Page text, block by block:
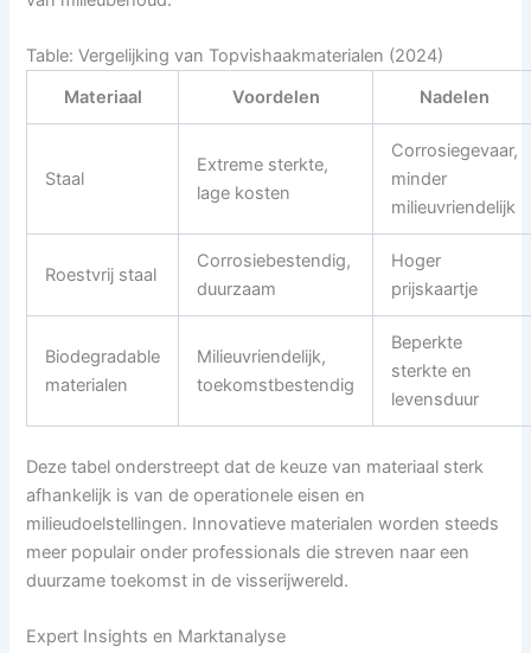
Table: Vergelijking van Topvishaakmaterialen (2024)
Materiaal
Voordelen Nadelen
Staal
Extreme sterkte,
lage kosten
Corrosiegevaar,
minder
milieuvriendelijk
Roestvrij staal
Corrosiebestendig,
duurzaam
Hoger
prijskaartje
Biodegradable
materialen
Milieuvriendelijk,
toekomstbestendig
Beperkte
sterkte en
levensduur
Deze tabel onderstreept dat de keuze van materiaal sterk
afhankelijk is van de operationele eisen en
milieudoelstellingen. Innovatieve materialen worden steeds
meer populair onder professionals die streven naar een
duurzame toekomst in de visserijwereld.
Expert Insights en Marktanalyse